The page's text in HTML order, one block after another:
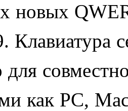
новых
Клавиатура
для
как PC,